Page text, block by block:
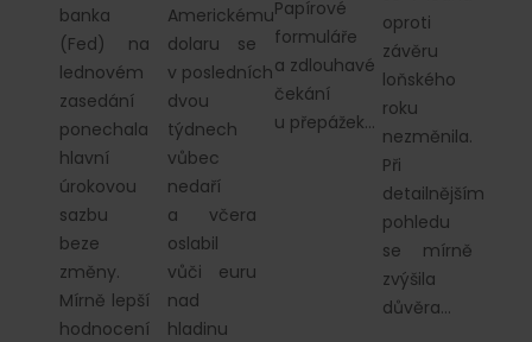
banka
(Fed) na
lednovém
zasedání
ponechala
hlavní
úrokovou
sazbu
beze
změny.
Mírně lepší
hodnocení
Americkému
dolaru se
v posledních
dvou
týdnech
vůbec
nedaří
a včera
oslabil
vůči euru
nad
hladinu
Papírové
formuláře
a zdlouhavé
čekání
u přepážek…
oproti
závěru
loňského
roku
nezměnila.
Při
detailnějším
pohledu
se mírně
zvýšila
důvěra…